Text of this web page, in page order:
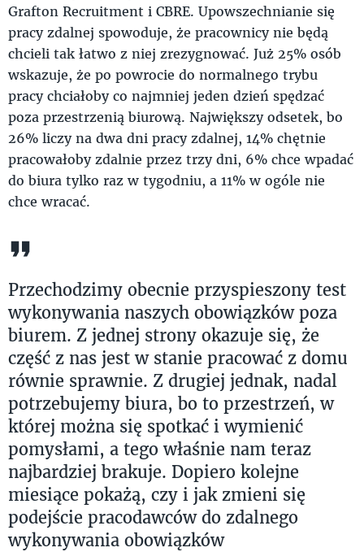
Grafton Recruitment i CBRE. Upowszechnianie się
pracy zdalnej spowoduje, że pracownicy nie będą
chcieli tak łatwo z niej zrezygnować. Już 25% osób
wskazuje, że po powrocie do normalnego trybu
pracy chciałoby co najmniej jeden dzień spędzać
poza przestrzenią biurową. Największy odsetek, bo
26% liczy na dwa dni pracy zdalnej, 14% chętnie
pracowałoby zdalnie przez trzy dni, 6% chce wpadać
do biura tylko raz w tygodniu, a 11% w ogóle nie
chce wracać.
Przechodzimy obecnie przyspieszony test
wykonywania naszych obowiązków poza
biurem. Z jednej strony okazuje się, że
część z nas jest w stanie pracować z domu
równie sprawnie. Z drugiej jednak, nadal
potrzebujemy biura, bo to przestrzeń, w
której można się spotkać i wymienić
pomysłami, a tego właśnie nam teraz
najbardziej brakuje. Dopiero kolejne
miesiące pokażą, czy i jak zmieni się
podejście pracodawców do zdalnego
wykonywania obowiązków